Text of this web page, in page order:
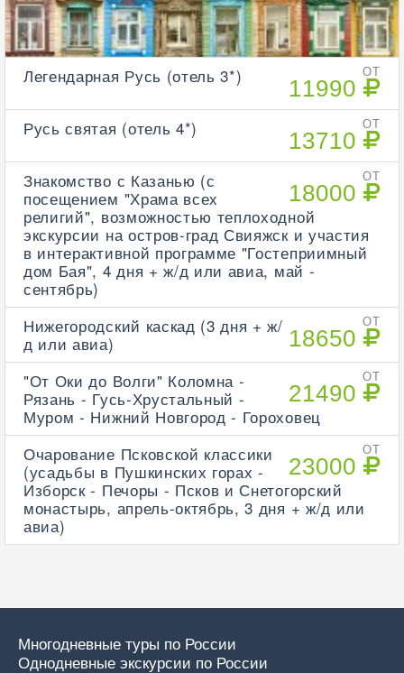
ОТ
11990
Легендарная Русь (отель 3*)
ОТ
13710
Русь святая (отель 4*)
ОТ
18000
Знакомство с Казанью (с
посещением "Храма всех
религий", возможностью теплоходной
экскурсии на остров-град Свияжск и участия
в интерактивной программе "Гостеприимный
дом Бая", 4 дня + ж/д или авиа, май -
сентябрь)
ОТ
18650
Нижегородский каскад (3 дня + ж/
д или авиа)
ОТ
21490
"От Оки до Волги" Коломна -
Рязань - Гусь-Хрустальный -
Муром - Нижний Новгород - Гороховец
ОТ
23000
Очарование Псковской классики
(усадьбы в Пушкинских горах -
Изборск - Печоры - Псков и Снетогорский
монастырь, апрель-октябрь, 3 дня + ж/д или
авиа)
Многодневные туры по России
Однодневные экскурсии по России